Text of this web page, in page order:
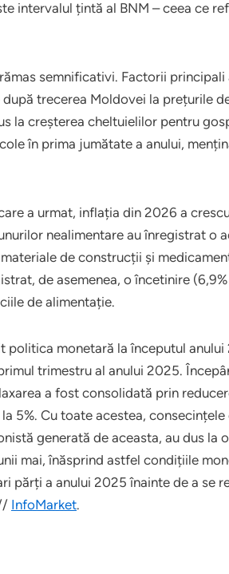
intervalul țintă al BNM – ceea ce
semnificativi. Factorii
trecerea Moldovei la prețurile
la creșterea cheltuielilor pentru
în prima jumătate a anului,
a urmat, inflația din 2026 a
nealimentare au înregistrat o
de construcții și
de asemenea, o încetinire
de alimentație.
politica monetară la începutul
trimestru al anului 2025.
a fost consolidată prin
5%. Cu toate acestea,
generată de aceasta, au dus la
mai, înăsprind astfel condițiile
părți a anului 2025 înainte de a se
InfoMarket.